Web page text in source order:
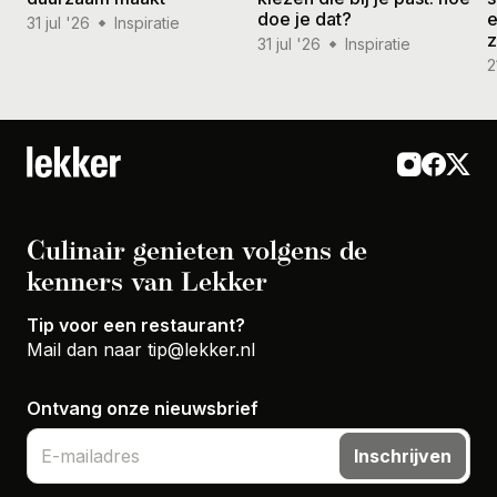
31 jul '26 Inspiratie
doe je dat?
31 jul '26 Inspiratie
Culinair genieten volgens de
kenners van Lekker
Tip voor een restaurant?
Mail dan naar tip@lekker.nl
Ontvang onze nieuwsbrief
Inschrijven